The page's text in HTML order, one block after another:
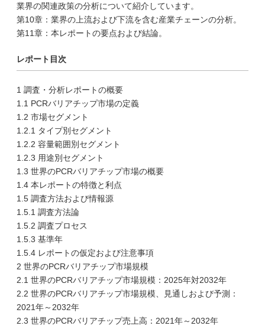
業界の関連政策の分析について紹介しています。
第10章：業界の上流および下流を含む産業チェーンの分析。
第11章：本レポートの要点および結論。
レポート目次
1 調査・分析レポートの概要
1.1 PCRバリアチップ市場の定義
1.2 市場セグメント
1.2.1 タイプ別セグメント
1.2.2 容量範囲別セグメント
1.2.3 用途別セグメント
1.3 世界のPCRバリアチップ市場の概要
1.4 本レポートの特徴と利点
1.5 調査方法および情報源
1.5.1 調査方法論
1.5.2 調査プロセス
1.5.3 基準年
1.5.4 レポートの仮定および注意事項
2 世界のPCRバリアチップ市場規模
2.1 世界のPCRバリアチップ市場規模：2025年対2032年
2.2 世界のPCRバリアチップ市場規模、見通しおよび予測：
2021年～2032年
2.3 世界のPCRバリアチップ売上高：2021年～2032年